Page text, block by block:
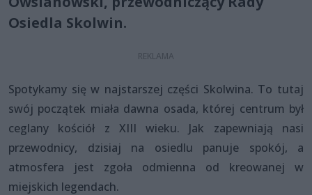
Osiedla Skolwin.
Spotykamy się w najstarszej części Skolwina. To tutaj
swój początek miała dawna osada, której centrum był
ceglany kościół z XIII wieku. Jak zapewniają nasi
przewodnicy, dzisiaj na osiedlu panuje spokój, a
atmosfera jest zgoła odmienna od kreowanej w
miejskich legendach.